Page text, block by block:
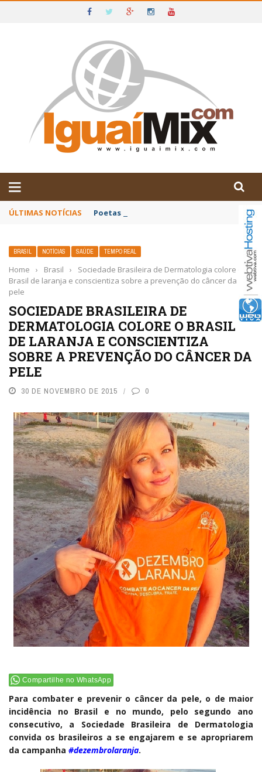
IGUAÍ E SUDOESTE DA BAHIA
ÚLTIMAS NOTÍCIAS Poetas baianos representam o Brasil no
BRASIL NOTÍCIAS SAÚDE TEMPO REAL
Home › Brasil ›
Sociedade Brasileira de Dermatologia colore o
Brasil de laranja e conscientiza sobre a prevenção do câncer da
pele
SOCIEDADE BRASILEIRA DE
DERMATOLOGIA COLORE O BRASIL
DE LARANJA E CONSCIENTIZA
SOBRE A PREVENÇÃO DO CÂNCER DA
PELE
30 DE NOVEMBRO DE 2015 0
Compartilhe no WhatsApp
Para combater e prevenir o câncer da pele, o de maior
incidência no Brasil e no mundo, pelo segundo ano
consecutivo, a Sociedade Brasileira de Dermatologia
convida os brasileiros a se engajarem e se apropriarem
da campanha #‎dezembrolaranja.